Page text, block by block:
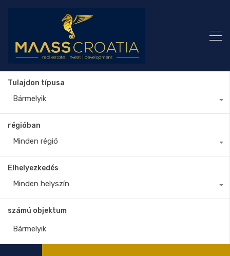
Tulajdon típusa
Bármelyik
régióban
Minden régió
Elhelyezkedés
Minden helyszín
számú objektum